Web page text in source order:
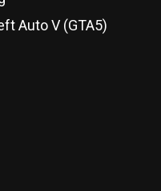
Auto V (GTA5)